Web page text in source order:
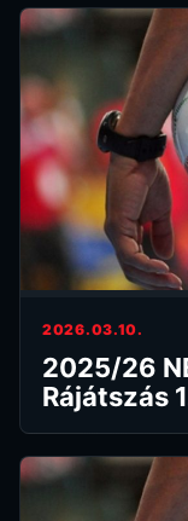
2026.03.10.
2025/26
Rájátszás